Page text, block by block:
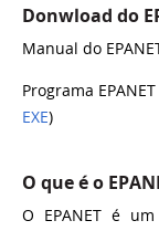
Donwload do
Manual do
Programa
EXE)
O que é o
O EPANET é